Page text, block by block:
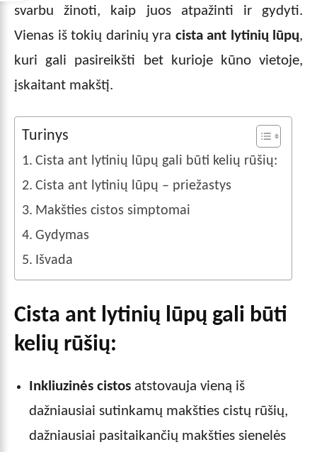
svarbu žinoti, kaip juos atpažinti ir gydyti.
Vienas iš tokių darinių yra cista ant lytinių lūpų,
kuri gali pasireikšti bet kurioje kūno vietoje,
įskaitant makštį.
Turinys
Cista ant lytinių lūpų gali būti kelių rūšių:
Cista ant lytinių lūpų – priežastys
Makšties cistos simptomai
Gydymas
Išvada
Cista ant lytinių lūpų gali būti
kelių rūšių:
Inkliuzinės cistos atstovauja vieną iš
dažniausiai sutinkamų makšties cistų rūšių,
dažniausiai pasitaikančių makšties sienelės